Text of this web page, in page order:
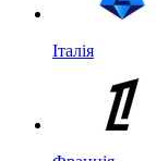
Італія